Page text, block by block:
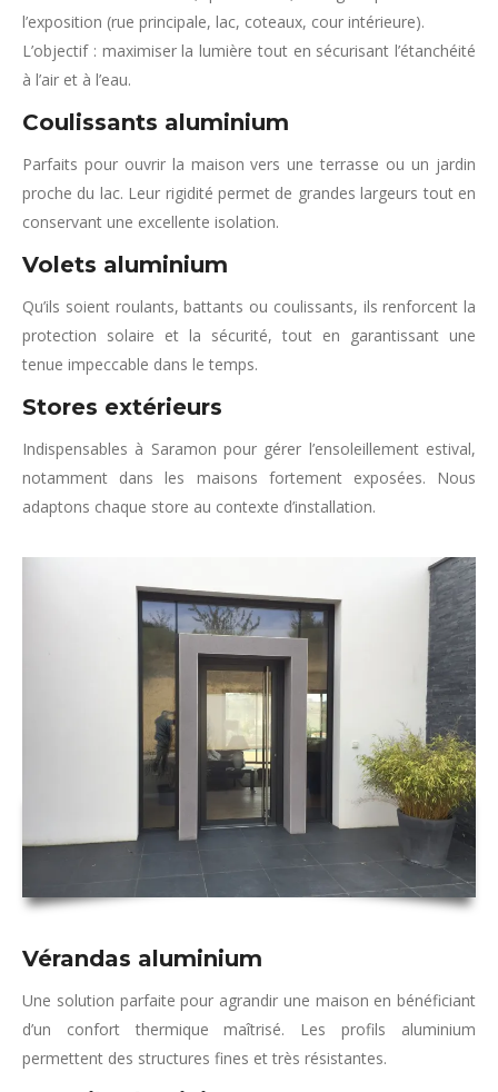
l’exposition (rue principale, lac, coteaux, cour intérieure).
L’objectif : maximiser la lumière tout en sécurisant l’étanchéité
à l’air et à l’eau.
Coulissants aluminium
Parfaits pour ouvrir la maison vers une terrasse ou un jardin
proche du lac. Leur rigidité permet de grandes largeurs tout en
conservant une excellente isolation.
Volets aluminium
Qu’ils soient roulants, battants ou coulissants, ils renforcent la
protection solaire et la sécurité, tout en garantissant une
tenue impeccable dans le temps.
Stores extérieurs
Indispensables à Saramon pour gérer l’ensoleillement estival,
notamment dans les maisons fortement exposées. Nous
adaptons chaque store au contexte d’installation.
Vérandas aluminium
Une solution parfaite pour agrandir une maison en bénéficiant
d’un confort thermique maîtrisé. Les profils aluminium
permettent des structures fines et très résistantes.